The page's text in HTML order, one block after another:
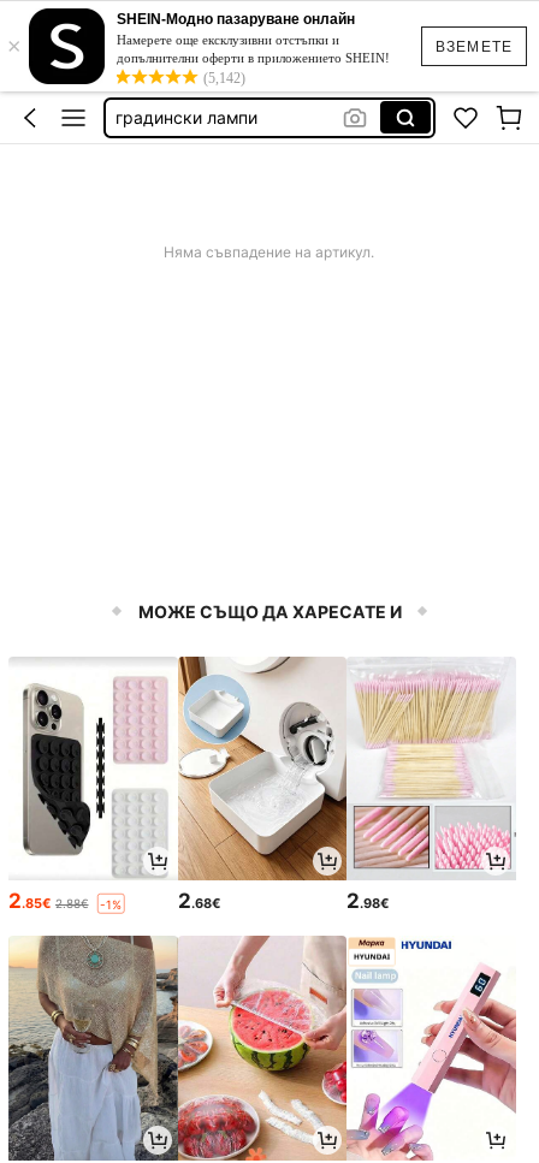
ВЗЕМЕТЕ
×
SHEIN-Модно пазаруване онлайн
Намерете още ексклузивни отстъпки и
допълнителни оферти в приложението SHEIN!
(5,142)
калъф за стол с ластик
панда неща
градински лампи
Няма съвпадение на артикул.
МОЖЕ СЪЩО ДА ХАРЕСАТЕ И
2.85€ 2.88€ -1% 2.68€ 2.98€